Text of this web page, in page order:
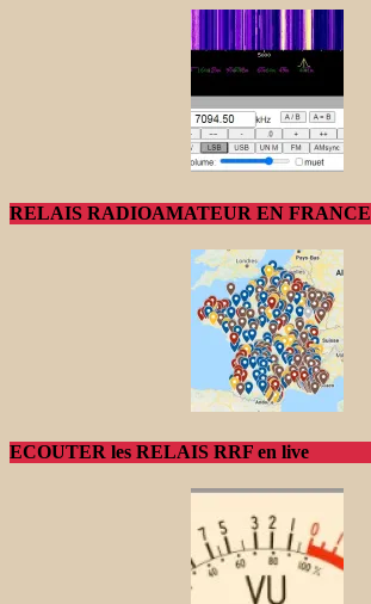
RELAIS RADIOAMATEUR EN FRANCE
ECOUTER les RELAIS RRF en live